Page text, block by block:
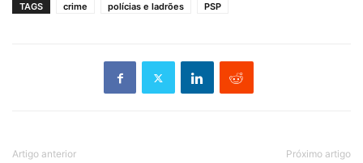
TAGS crime polícias e ladrões PSP
Artigo anterior Próximo artigo